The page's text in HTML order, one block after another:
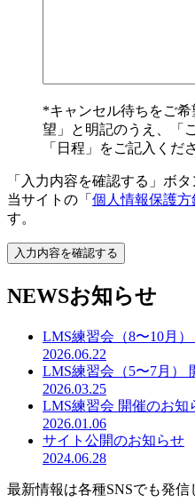
*キャンセル待ちをご
望」と明記のうえ、「
「日程」をご記入くだ
「入力内容を確認する」ボタ
当サイトの「 個人情報保護方
す。
入力内容を確認する
NEWSお知らせ
LMS練習会（8〜10月
2026.06.22
LMS練習会（5〜7月）
2026.03.25
LMS練習会 開催のお知
2026.01.06
サイト公開のお知らせ
2024.06.28
最新情報は各種SNSでも発信